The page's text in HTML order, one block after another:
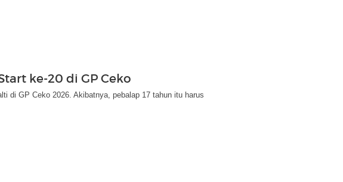
ke-20 di GP Ceko
di GP Ceko 2026. Akibatnya, pebalap 17 tahun itu harus